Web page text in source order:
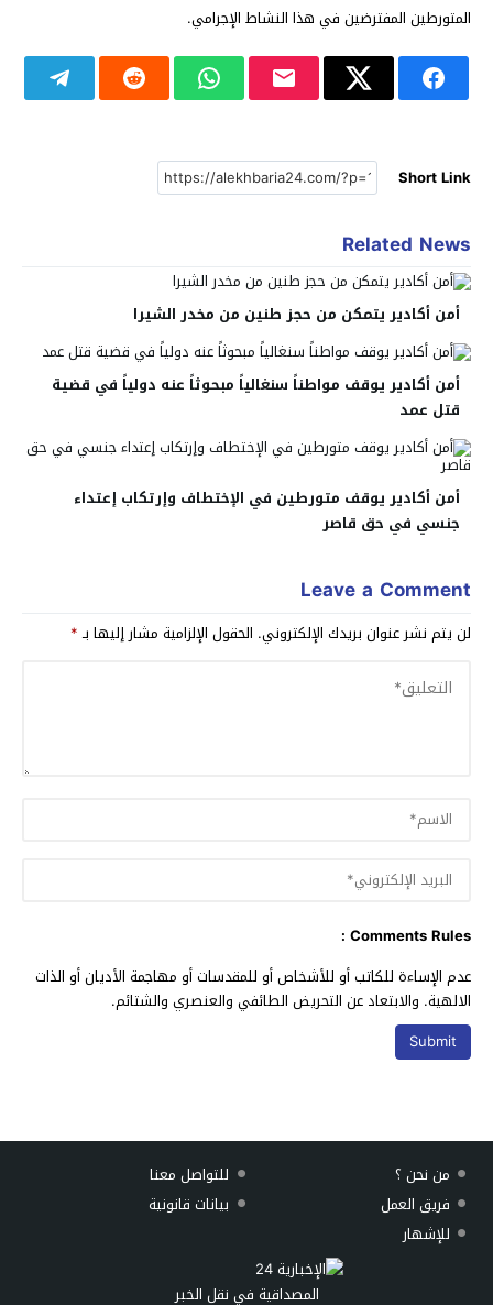
المتورطين المفترضين في هذا النشاط الإجرامي.
Short Link
Related News
أمن أكادير يتمكن من حجز طنين من مخدر الشيرا
أمن أكادير يوقف مواطناً سنغالياً مبحوثاً عنه دولياً في قضية
قتل عمد
أمن أكادير يوقف متورطين في الإختطاف وإرتكاب إعتداء
جنسي في حق قاصر
Leave a Comment
لن يتم نشر عنوان بريدك الإلكتروني. الحقول الإلزامية مشار إليها بـ*
Comments Rules :
عدم الإساءة للكاتب أو للأشخاص أو للمقدسات أو مهاجمة الأديان أو الذات
الالهية. والابتعاد عن التحريض الطائفي والعنصري والشتائم.
من نحن ؟
فريق العمل
للإشهار
للتواصل معنا
بيانات قانونية
المصداقية في نقل الخبر